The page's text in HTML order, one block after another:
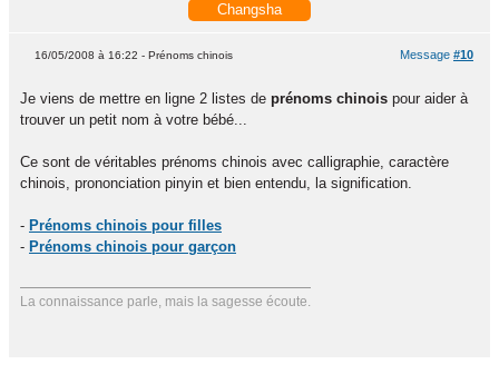
Changsha
Message #10
16/05/2008 à 16:22 - Prénoms chinois
Je viens de mettre en ligne 2 listes de prénoms chinois pour aider à
trouver un petit nom à votre bébé...
Ce sont de véritables prénoms chinois avec calligraphie, caractère
chinois, prononciation pinyin et bien entendu, la signification.
- Prénoms chinois pour filles
- Prénoms chinois pour garçon
La connaissance parle, mais la sagesse écoute.